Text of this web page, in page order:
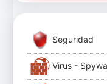
Seguridad
Virus -